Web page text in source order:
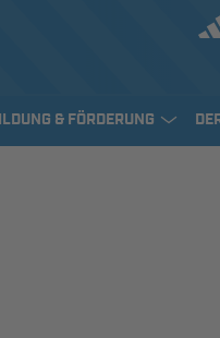
& FÖRDERUNG